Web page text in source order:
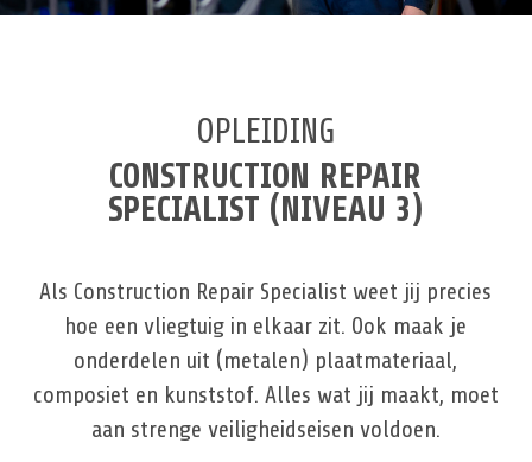
OPLEIDING
CONSTRUCTION REPAIR
SPECIALIST (NIVEAU 3)
Als Construction Repair Specialist weet jij precies
hoe een vliegtuig in elkaar zit. Ook maak je
onderdelen uit (metalen) plaatmateriaal,
composiet en kunststof. Alles wat jij maakt, moet
aan strenge veiligheidseisen voldoen.